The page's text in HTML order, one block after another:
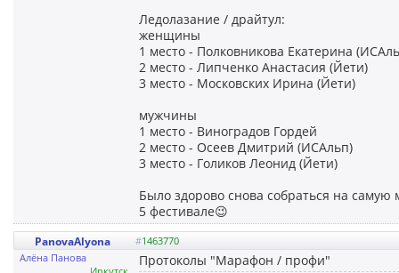
Ледолазание / драйтул:
женщины
1 место - Полковникова Екатерина
2 место - Липченко Анастасия (Йети)
3 место - Московских Ирина (Йети)
мужчины
1 место - Виноградов Гордей
2 место - Осеев Дмитрий (ИСАльп)
3 место - Голиков Леонид (Йети)
Было здорово снова собраться на
5 фестивале😉
PanovaAlyona #1463770
Алёна Панова
Протоколы "Марафон / профи"